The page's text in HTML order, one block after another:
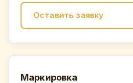
Оставить заявку
Маркировка